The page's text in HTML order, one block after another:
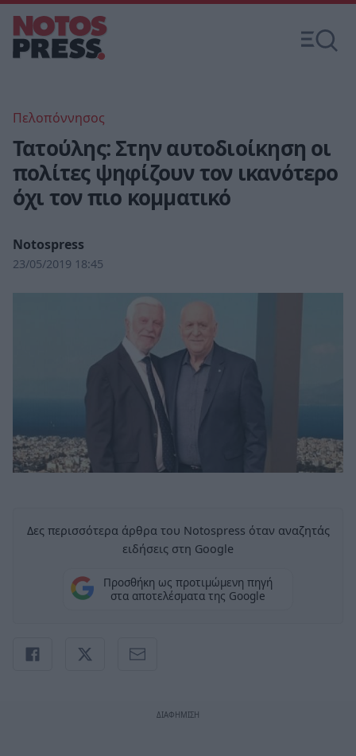
Πελοπόννησος
Τατούλης: Στην αυτοδιοίκηση οι
πολίτες ψηφίζουν τον ικανότερο
όχι τον πιο κομματικό
Notospress
23/05/2019 18:45
Δες περισσότερα άρθρα του Notospress όταν αναζητάς
ειδήσεις στη Google
Προσθήκη ως προτιμώμενη πηγή
στα αποτελέσματα της Google